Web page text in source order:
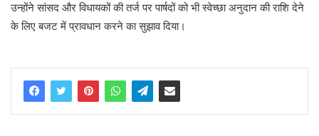
उन्होंने सांसद और विधायकों की तर्ज पर पार्षदों को भी स्वेच्छा अनुदान की राशि देने
के लिए बजट में प्रावधान करने का सुझाव दिया।